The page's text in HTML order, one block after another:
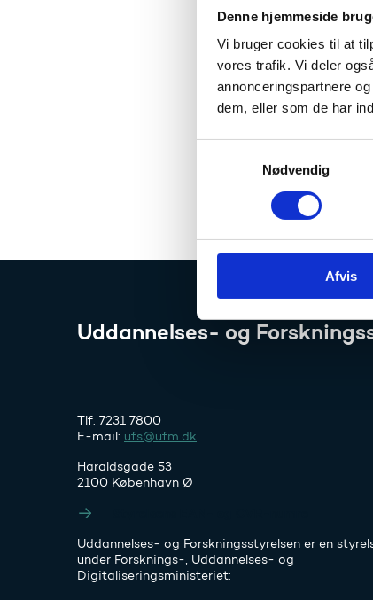
Denne hjemmeside
Vi bruger cookies til at
vores trafik. Vi deler
annonceringspartnere
dem, eller som de har
v
a
Nødvendig
Afvis
Vi
16.
Uddannelses- og
Tlf. 7231 7800
E-mail: ufs@ufm.dk
Haraldsgade 53
2100 København Ø
Uddannelses- og Forskningsstyrelsen er en
under Forsknings-, Uddannelses- og
Digitaliseringsministeriet: